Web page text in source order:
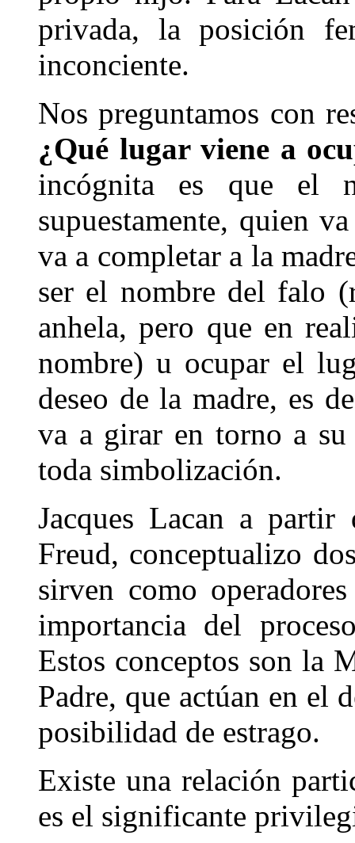
privada, la posición
inconciente.
Nos preguntamos con
¿Qué lugar viene a
incógnita es que el
supuestamente, quien
va a completar a la
ser el nombre del falo
anhela, pero que en
nombre) u ocupar el
deseo de la madre, es
va a girar en torno a
toda simbolización.
Jacques Lacan a partir
Freud, conceptualizo
sirven como
importancia del
Estos conceptos son la
Padre, que actúan en el
posibilidad de estrago.
Existe una relación
es el significante